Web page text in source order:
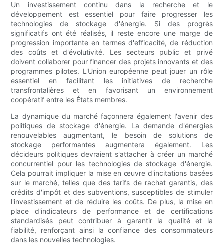
Un investissement continu dans la recherche et le
développement est essentiel pour faire progresser les
technologies de stockage d'énergie. Si des progrès
significatifs ont été réalisés, il reste encore une marge de
progression importante en termes d'efficacité, de réduction
des coûts et d'évolutivité. Les secteurs public et privé
doivent collaborer pour financer des projets innovants et des
programmes pilotes. L'Union européenne peut jouer un rôle
essentiel en facilitant les initiatives de recherche
transfrontalières et en favorisant un environnement
coopératif entre les États membres.
La dynamique du marché façonnera également l'avenir des
politiques de stockage d'énergie. La demande d'énergies
renouvelables augmentant, le besoin de solutions de
stockage performantes augmentera également. Les
décideurs politiques devraient s'attacher à créer un marché
concurrentiel pour les technologies de stockage d'énergie.
Cela pourrait impliquer la mise en œuvre d'incitations basées
sur le marché, telles que des tarifs de rachat garantis, des
crédits d'impôt et des subventions, susceptibles de stimuler
l'investissement et de réduire les coûts. De plus, la mise en
place d'indicateurs de performance et de certifications
standardisés peut contribuer à garantir la qualité et la
fiabilité, renforçant ainsi la confiance des consommateurs
dans les nouvelles technologies.